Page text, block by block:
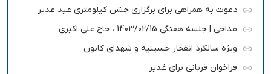
دعوت به همراهی برای برگزاری جشن کیلومتری عید غدیر
مداحی | جلسه هفتگی 1403/02/15 ، حاج علی اکبری
ویژه سالگرد انفجار حسینیه و شهدای کانون
فراخوان قربانی برای غدیر